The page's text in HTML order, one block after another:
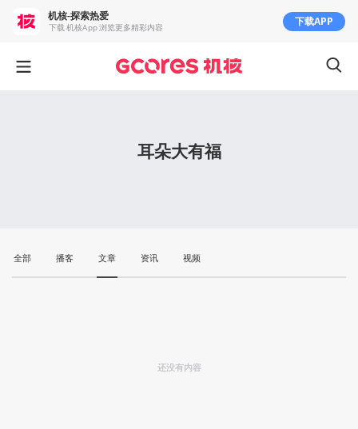
耳朵大有福
全部 播客 文章 资讯 视频
还没有内容
机核-探索热爱
下载 机核App 浏览更多精彩内容 下载APP